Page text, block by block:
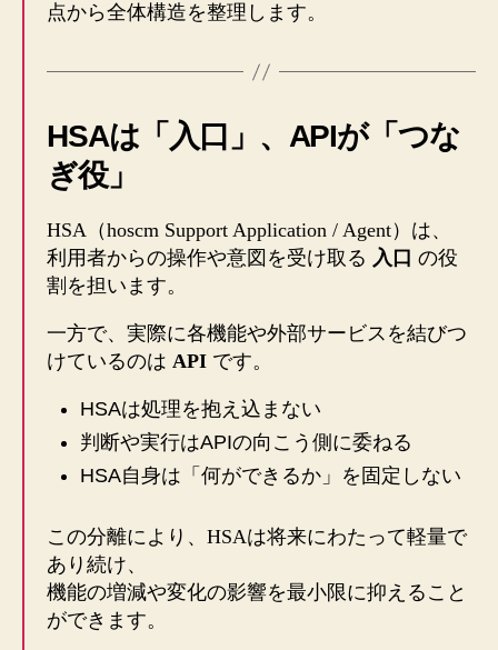
点から全体構造を整理します。
HSAは「入口」、APIが「つな
ぎ役」
HSA（hoscm Support Application / Agent）は、
利用者からの操作や意図を受け取る 入口 の役
割を担います。
一方で、実際に各機能や外部サービスを結びつ
けているのは API です。
HSAは処理を抱え込まない
判断や実行はAPIの向こう側に委ねる
HSA自身は「何ができるか」を固定しない
この分離により、HSAは将来にわたって軽量で
あり続け、
機能の増減や変化の影響を最小限に抑えること
ができます。